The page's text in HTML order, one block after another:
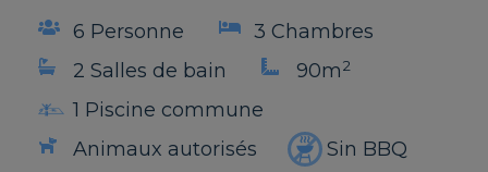
6 Personne
3 Chambres
2 Salles de bain
90m2
1 Piscine commune
Animaux autorisés
Sin BBQ